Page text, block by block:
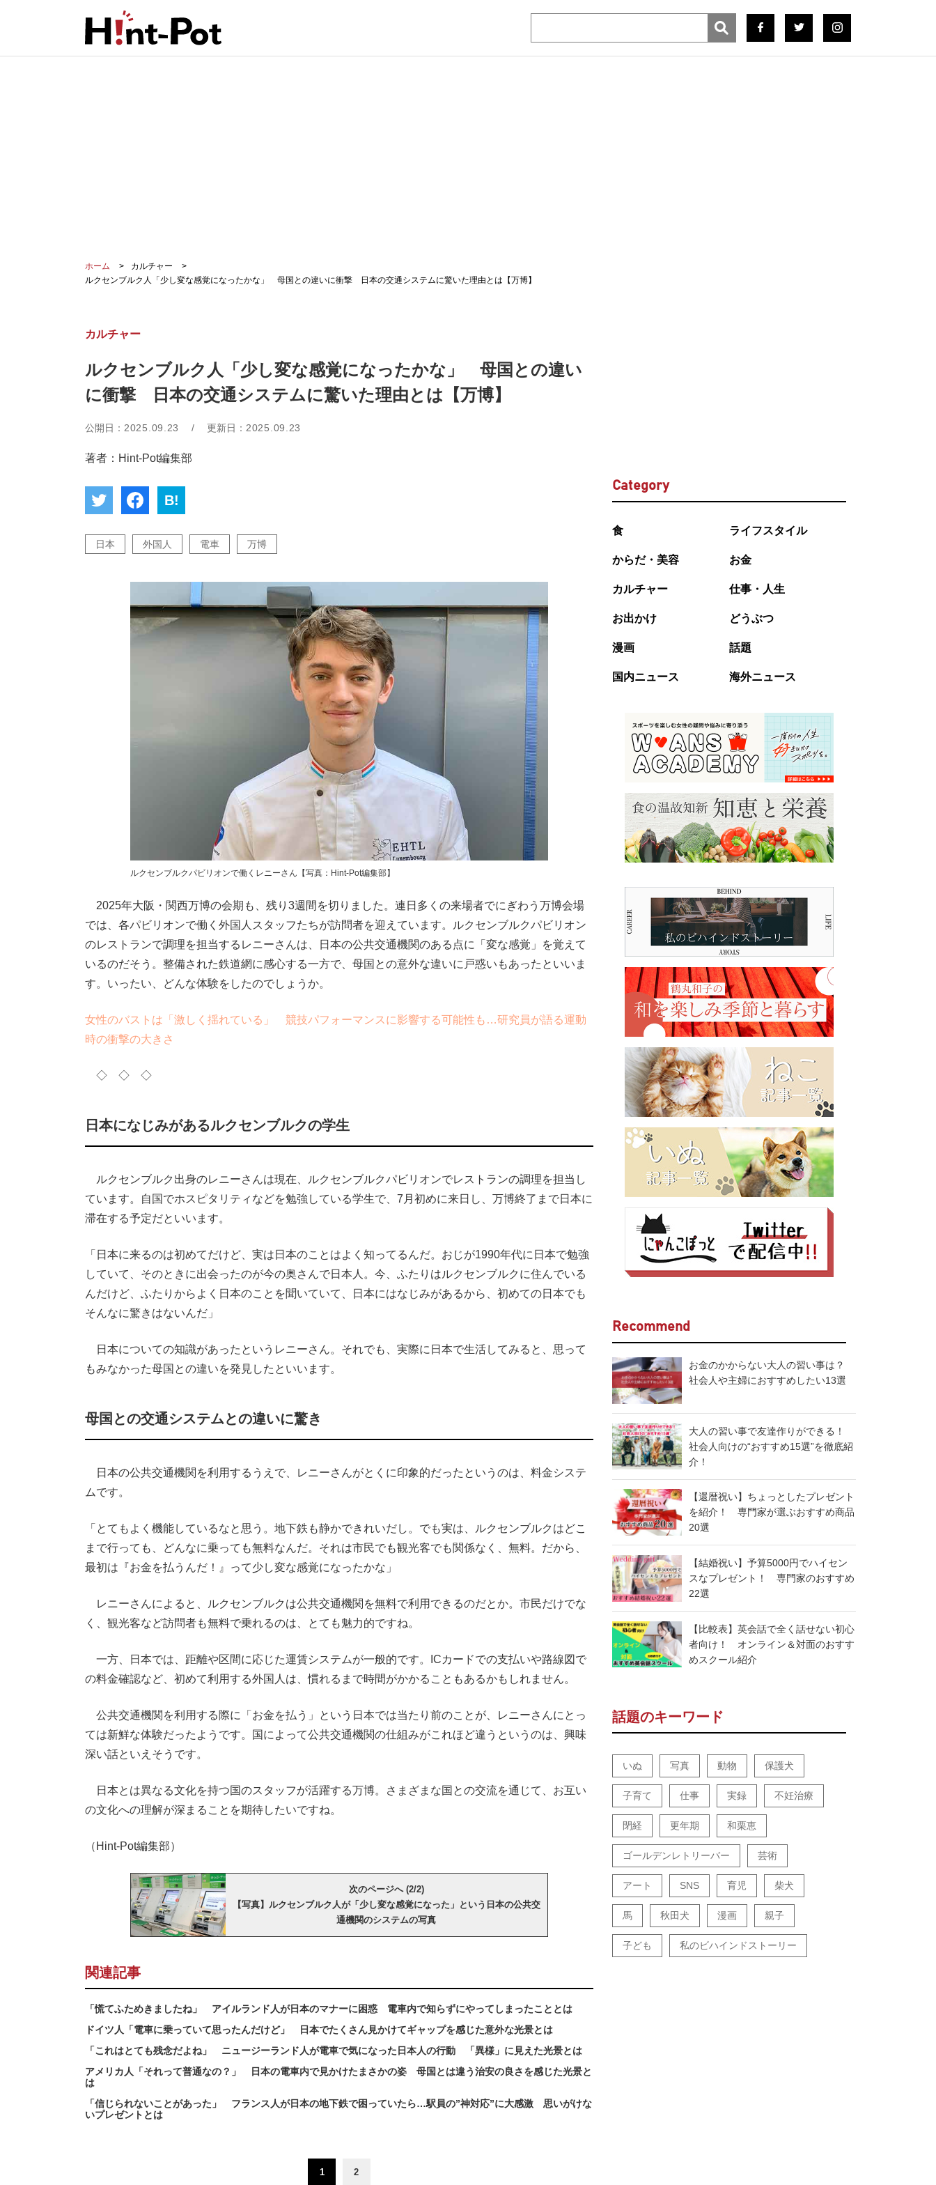
ホーム
カルチャー
ルクセンブルク人「少し変な感覚になったかな」 母国との違いに衝撃 日本の交通システムに驚いた理由とは【万博】
カルチャー
ルクセンブルク人「少し変な感覚になったかな」 母国との違い
に衝撃 日本の交通システムに驚いた理由とは【万博】
公開日： 2025.09.23 / 更新日： 2025.09.23
著者：Hint-Pot編集部
B!
日本 外国人 電車 万博
ルクセンブルクパビリオンで働くレニーさん【写真：Hint-Pot編集部】
2025年大阪・関西万博の会期も、残り3週間を切りました。連日多くの来場者でにぎわう万博会場
では、各パビリオンで働く外国人スタッフたちが訪問者を迎えています。ルクセンブルクパビリオン
のレストランで調理を担当するレニーさんは、日本の公共交通機関のある点に「変な感覚」を覚えて
いるのだそう。整備された鉄道網に感心する一方で、母国との意外な違いに戸惑いもあったといいま
す。いったい、どんな体験をしたのでしょうか。
女性のバストは「激しく揺れている」 競技パフォーマンスに影響する可能性も…研究員が語る運動
時の衝撃の大きさ
◇ ◇ ◇
日本になじみがあるルクセンブルクの学生
ルクセンブルク出身のレニーさんは現在、ルクセンブルクパビリオンでレストランの調理を担当し
ています。自国でホスピタリティなどを勉強している学生で、7月初めに来日し、万博終了まで日本に
滞在する予定だといいます。
「日本に来るのは初めてだけど、実は日本のことはよく知ってるんだ。おじが1990年代に日本で勉強
していて、そのときに出会ったのが今の奥さんで日本人。今、ふたりはルクセンブルクに住んでいる
んだけど、ふたりからよく日本のことを聞いていて、日本にはなじみがあるから、初めての日本でも
そんなに驚きはないんだ」
日本についての知識があったというレニーさん。それでも、実際に日本で生活してみると、思って
もみなかった母国との違いを発見したといいます。
母国との交通システムとの違いに驚き
日本の公共交通機関を利用するうえで、レニーさんがとくに印象的だったというのは、料金システ
ムです。
「とてもよく機能しているなと思う。地下鉄も静かできれいだし。でも実は、ルクセンブルクはどこ
まで行っても、どんなに乗っても無料なんだ。それは市民でも観光客でも関係なく、無料。だから、
最初は『お金を払うんだ！』って少し変な感覚になったかな」
レニーさんによると、ルクセンブルクは公共交通機関を無料で利用できるのだとか。市民だけでな
く、観光客など訪問者も無料で乗れるのは、とても魅力的ですね。
一方、日本では、距離や区間に応じた運賃システムが一般的です。ICカードでの支払いや路線図で
の料金確認など、初めて利用する外国人は、慣れるまで時間がかかることもあるかもしれません。
公共交通機関を利用する際に「お金を払う」という日本では当たり前のことが、レニーさんにとっ
ては新鮮な体験だったようです。国によって公共交通機関の仕組みがこれほど違うというのは、興味
深い話といえそうです。
日本とは異なる文化を持つ国のスタッフが活躍する万博。さまざまな国との交流を通じて、お互い
の文化への理解が深まることを期待したいですね。
（Hint-Pot編集部）
次のページへ (2/2)
【写真】ルクセンブルク人が「少し変な感覚になった」という日本の公共交
通機関のシステムの写真
関連記事
「慌てふためきましたね」 アイルランド人が日本のマナーに困惑 電車内で知らずにやってしまったこととは
ドイツ人「電車に乗っていて思ったんだけど」 日本でたくさん見かけてギャップを感じた意外な光景とは
「これはとても残念だよね」 ニュージーランド人が電車で気になった日本人の行動 「異様」に見えた光景とは
アメリカ人「それって普通なの？」 日本の電車内で見かけたまさかの姿 母国とは違う治安の良さを感じた光景と
は
「信じられないことがあった」 フランス人が日本の地下鉄で困っていたら…駅員の”神対応”に大感激 思いがけな
いプレゼントとは
1 2
Category
食 ライフスタイル
からだ・美容 お金
カルチャー 仕事・人生
お出かけ どうぶつ
漫画 話題
国内ニュース 海外ニュース
Recommend
お金のかからない大人の習い事は？
社会人や主婦におすすめしたい13選
大人の習い事で友達作りができる！
社会人向けの“おすすめ15選”を徹底紹
介！
【還暦祝い】ちょっとしたプレゼント
を紹介！ 専門家が選ぶおすすめ商品
20選
【結婚祝い】予算5000円でハイセン
スなプレゼント！ 専門家のおすすめ
22選
【比較表】英会話で全く話せない初心
者向け！ オンライン＆対面のおすす
めスクール紹介
話題のキーワード
いぬ 写真 動物 保護犬
子育て 仕事 実録 不妊治療
閉経 更年期 和栗恵
ゴールデンレトリーバー 芸術
アート SNS 育児 柴犬
馬 秋田犬 漫画 親子
子ども 私のビハインドストーリー